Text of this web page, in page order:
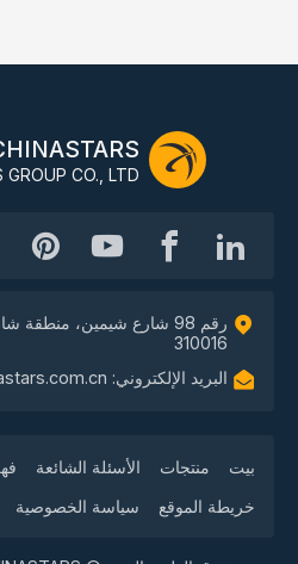
CO., LTD.
رقم 98 شارع شيمين، منطقة
310016
البريد الإلكتروني: info@chinastars.com.cn
بيت منتجات الأسئلة الشائعة
خريطة الموقع
سياسة الخصوصية